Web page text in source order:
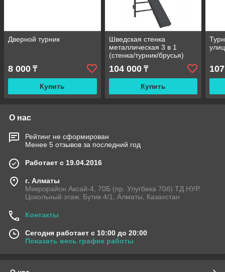
Дверной турник
8 000 ₸
Купить
Шведская стенка
металлическая 3 в 1
(стенка/турник/брусья)
104 000₸
Купить
О нас
Рейтинг не сформирован
Менее 5 отзывов за последний год
Работает с 19.04.2016
г. Алматы
Микрорайон Аксай-4, 70Б (пр. Улугбека 70б) ТД НУР.
Цокольный этаж. Бутик 4/1, Алматы, Казахстан
Контакты
Сегодня работает с 10:00 до 20:00
Показать весь график работы